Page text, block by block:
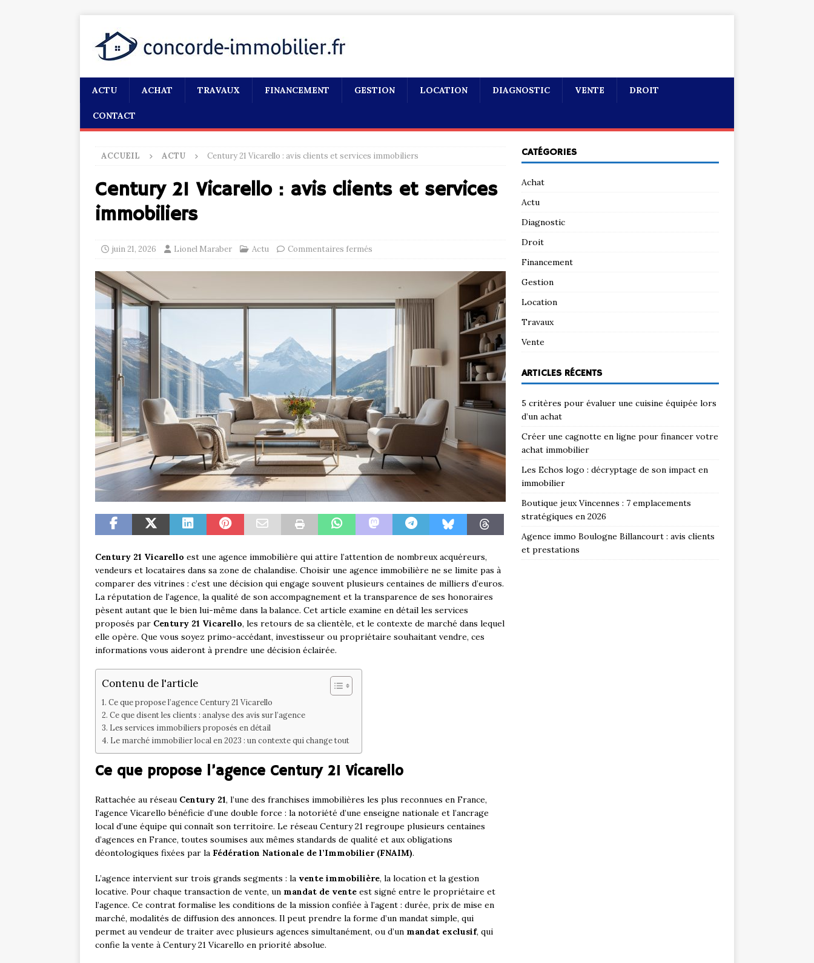
ACTU ACHAT TRAVAUX FINANCEMENT GESTION LOCATION DIAGNOSTIC VENTE DROIT
CONTACT
ACCUEIL ACTU Century 21 Vicarello : avis clients et services immobiliers
Century 21 Vicarello : avis clients et services
immobiliers
juin 21, 2026 Lionel Maraber Actu Commentaires fermés
Century 21 Vicarello est une agence immobilière qui attire l’attention de nombreux acquéreurs,
vendeurs et locataires dans sa zone de chalandise. Choisir une agence immobilière ne se limite pas à
comparer des vitrines : c’est une décision qui engage souvent plusieurs centaines de milliers d’euros.
La réputation de l’agence, la qualité de son accompagnement et la transparence de ses honoraires
pèsent autant que le bien lui-même dans la balance. Cet article examine en détail les services
proposés par Century 21 Vicarello, les retours de sa clientèle, et le contexte de marché dans lequel
elle opère. Que vous soyez primo-accédant, investisseur ou propriétaire souhaitant vendre, ces
informations vous aideront à prendre une décision éclairée.
Contenu de l'article
Ce que propose l’agence Century 21 Vicarello
Ce que disent les clients : analyse des avis sur l’agence
Les services immobiliers proposés en détail
Le marché immobilier local en 2023 : un contexte qui change tout
Ce que propose l’agence Century 21 Vicarello
Rattachée au réseau Century 21, l’une des franchises immobilières les plus reconnues en France,
l’agence Vicarello bénéficie d’une double force : la notoriété d’une enseigne nationale et l’ancrage
local d’une équipe qui connaît son territoire. Le réseau Century 21 regroupe plusieurs centaines
d’agences en France, toutes soumises aux mêmes standards de qualité et aux obligations
déontologiques fixées par la Fédération Nationale de l’Immobilier (FNAIM).
L’agence intervient sur trois grands segments : la vente immobilière, la location et la gestion
locative. Pour chaque transaction de vente, un mandat de vente est signé entre le propriétaire et
l’agence. Ce contrat formalise les conditions de la mission confiée à l’agent : durée, prix de mise en
marché, modalités de diffusion des annonces. Il peut prendre la forme d’un mandat simple, qui
permet au vendeur de traiter avec plusieurs agences simultanément, ou d’un mandat exclusif, qui
confie la vente à Century 21 Vicarello en priorité absolue.
CATÉGORIES
Achat
Actu
Diagnostic
Droit
Financement
Gestion
Location
Travaux
Vente
ARTICLES RÉCENTS
5 critères pour évaluer une cuisine équipée lors
d’un achat
Créer une cagnotte en ligne pour financer votre
achat immobilier
Les Echos logo : décryptage de son impact en
immobilier
Boutique jeux Vincennes : 7 emplacements
stratégiques en 2026
Agence immo Boulogne Billancourt : avis clients
et prestations